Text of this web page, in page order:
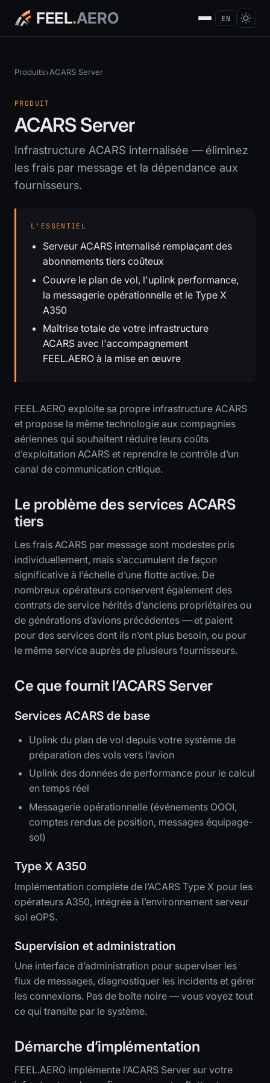
FEEL.AERO EN
Produits › ACARS Server
PRODUIT
ACARS Server
Infrastructure ACARS internalisée — éliminez
les frais par message et la dépendance aux
fournisseurs.
L'ESSENTIEL
Serveur ACARS internalisé remplaçant des
abonnements tiers coûteux
Couvre le plan de vol, l'uplink performance,
la messagerie opérationnelle et le Type X
A350
Maîtrise totale de votre infrastructure
ACARS avec l'accompagnement
FEEL.AERO à la mise en œuvre
FEEL.AERO exploite sa propre infrastructure ACARS
et propose la même technologie aux compagnies
aériennes qui souhaitent réduire leurs coûts
d’exploitation ACARS et reprendre le contrôle d’un
canal de communication critique.
Le problème des services ACARS
tiers
Les frais ACARS par message sont modestes pris
individuellement, mais s’accumulent de façon
significative à l’échelle d’une flotte active. De
nombreux opérateurs conservent également des
contrats de service hérités d’anciens propriétaires ou
de générations d’avions précédentes — et paient
pour des services dont ils n’ont plus besoin, ou pour
le même service auprès de plusieurs fournisseurs.
Ce que fournit l’ACARS Server
Services ACARS de base
Uplink du plan de vol depuis votre système de
préparation des vols vers l’avion
Uplink des données de performance pour le calcul
en temps réel
Messagerie opérationnelle (événements OOOI,
comptes rendus de position, messages équipage-
sol)
Type X A350
Implémentation complète de l’ACARS Type X pour les
opérateurs A350, intégrée à l’environnement serveur
sol eOPS.
Supervision et administration
Une interface d’administration pour superviser les
flux de messages, diagnostiquer les incidents et gérer
les connexions. Pas de boîte noire — vous voyez tout
ce qui transite par le système.
Démarche d’implémentation
FEEL.AERO implémente l’ACARS Server sur votre